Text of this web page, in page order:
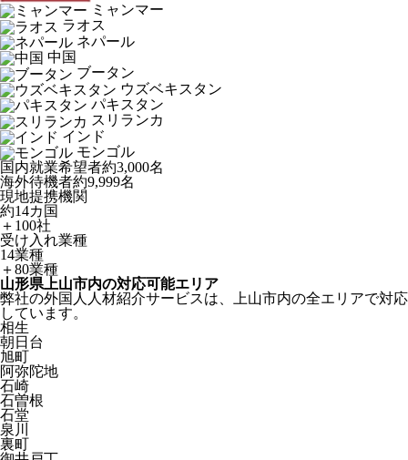
ミャンマー
ラオス
ネパール
中国
ブータン
ウズベキスタン
パキスタン
スリランカ
インド
モンゴル
国内就業希望者約3,000名
海外待機者約9,999名
現地提携機関
約14カ国
＋100社
受け入れ業種
14業種
＋80業種
山形県上山市内の対応可能エリア
弊社の外国人人材紹介サービスは、上山市内の全エリアで対応
しています。
相生
朝日台
旭町
阿弥陀地
石崎
石曽根
石堂
泉川
裏町